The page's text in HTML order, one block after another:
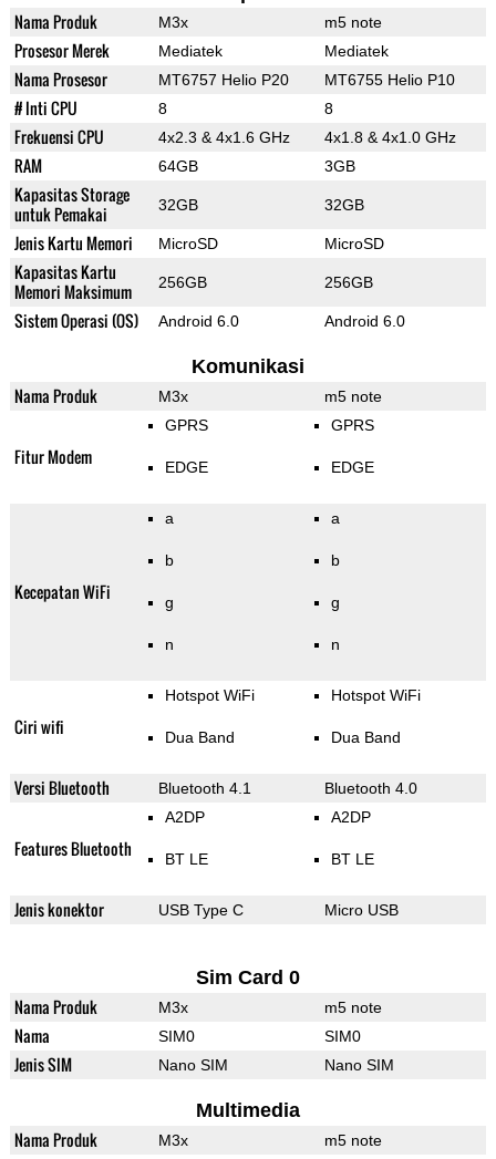
Nama Produk M3x m5 note
Prosesor Merek Mediatek Mediatek
Nama Prosesor MT6757 Helio P20 MT6755 Helio P10
# Inti CPU 8 8
Frekuensi CPU 4x2.3 & 4x1.6 GHz 4x1.8 & 4x1.0 GHz
RAM 64GB 3GB
Kapasitas Storage
untuk Pemakai
32GB 32GB
Jenis Kartu Memori MicroSD MicroSD
Kapasitas Kartu
Memori Maksimum
256GB 256GB
Sistem Operasi (OS) Android 6.0 Android 6.0
Komunikasi
Nama Produk M3x m5 note
Fitur Modem
GPRS
EDGE
GPRS
EDGE
Kecepatan WiFi
a
b
g
n
a
b
g
n
Ciri wifi
Hotspot WiFi
Dua Band
Hotspot WiFi
Dua Band
Versi Bluetooth Bluetooth 4.1 Bluetooth 4.0
Features Bluetooth
A2DP
BT LE
A2DP
BT LE
Jenis konektor USB Type C Micro USB
Sim Card 0
Nama Produk M3x m5 note
Nama SIM0 SIM0
Jenis SIM Nano SIM Nano SIM
Multimedia
Nama Produk M3x m5 note